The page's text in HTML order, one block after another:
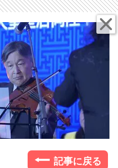
記事に戻る